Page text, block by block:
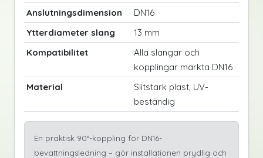
Anslutningsdimension
DN16
Ytterdiameter slang
13 mm
Kompatibilitet
Alla slangar och
kopplingar märkta DN16
Material
Slitstark plast, UV-
beständig
En praktisk 90°-koppling för DN16-
bevattningsledning – gör installationen prydlig och